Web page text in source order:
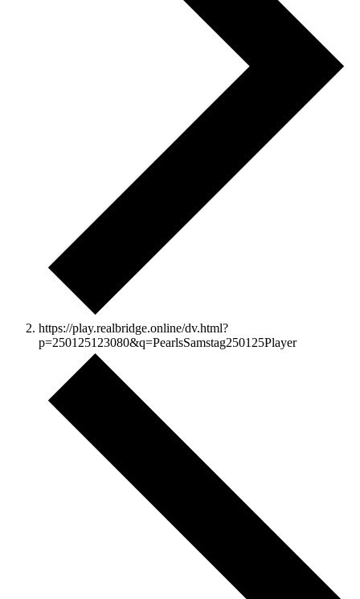
https://play.realbridge.online/dv.html?
p=250125123080&q=PearlsSamstag250125Player